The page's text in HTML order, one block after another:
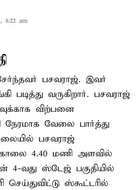
8:22 am
பசவராஜ். இவர்
படித்து வருகிறார். பசவராஜ்
விற்பனை
நேரமாக வேலை பார்த்து
பசவராஜ்
4.40 மணி அளவில்
4-வது ஸ்டேஜ் பகுதியில்
ஸ்கூட்டரில்